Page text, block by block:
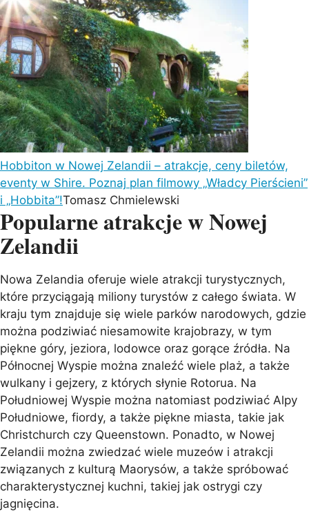
Hobbiton w Nowej Zelandii – atrakcje, ceny biletów,
eventy w Shire. Poznaj plan filmowy „Władcy Pierścieni”
i „Hobbita”!Tomasz Chmielewski
Popularne atrakcje w Nowej
Zelandii
Nowa Zelandia oferuje wiele atrakcji turystycznych,
które przyciągają miliony turystów z całego świata. W
kraju tym znajduje się wiele parków narodowych, gdzie
można podziwiać niesamowite krajobrazy, w tym
piękne góry, jeziora, lodowce oraz gorące źródła. Na
Północnej Wyspie można znaleźć wiele plaż, a także
wulkany i gejzery, z których słynie Rotorua. Na
Południowej Wyspie można natomiast podziwiać Alpy
Południowe, fiordy, a także piękne miasta, takie jak
Christchurch czy Queenstown. Ponadto, w Nowej
Zelandii można zwiedzać wiele muzeów i atrakcji
związanych z kulturą Maorysów, a także spróbować
charakterystycznej kuchni, takiej jak ostrygi czy
jagnięcina.